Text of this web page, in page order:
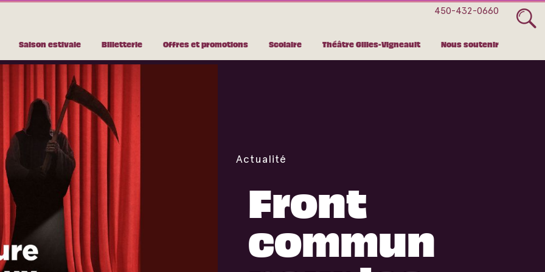
450-432-0660
Saison estivale Billetterie Offres et promotions Scolaire Théâtre Gilles-Vigneault Nous soutenir
Actualité
Front
commun